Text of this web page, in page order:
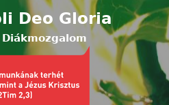
Deo Gloria